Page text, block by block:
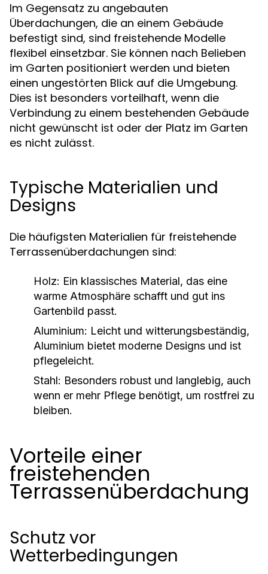
Im Gegensatz zu angebauten
Überdachungen, die an einem Gebäude
befestigt sind, sind freistehende Modelle
flexibel einsetzbar. Sie können nach Belieben
im Garten positioniert werden und bieten
einen ungestörten Blick auf die Umgebung.
Dies ist besonders vorteilhaft, wenn die
Verbindung zu einem bestehenden Gebäude
nicht gewünscht ist oder der Platz im Garten
es nicht zulässt.
Typische Materialien und
Designs
Die häufigsten Materialien für freistehende
Terrassenüberdachungen sind:
Holz: Ein klassisches Material, das eine
warme Atmosphäre schafft und gut ins
Gartenbild passt.
Aluminium: Leicht und witterungsbeständig,
Aluminium bietet moderne Designs und ist
pflegeleicht.
Stahl: Besonders robust und langlebig, auch
wenn er mehr Pflege benötigt, um rostfrei zu
bleiben.
Vorteile einer
freistehenden
Terrassenüberdachung
Schutz vor
Wetterbedingungen